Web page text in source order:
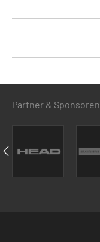
Partner & Sponsoren